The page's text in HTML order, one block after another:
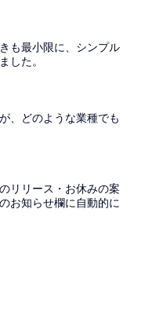
も最小限に、シンプル
した。
、どのような業種でも
リリース・お休みの案
お知らせ欄に自動的に